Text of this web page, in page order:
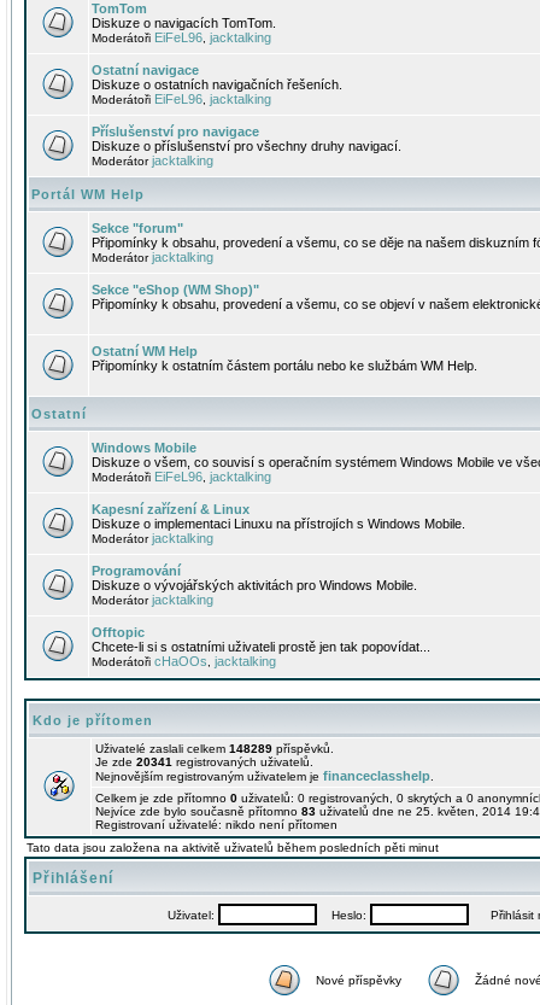
TomTom
Diskuze o navigacích TomTom.
Moderátoři EiFeL96 jacktalking
Ostatní navigace
Diskuze o ostatních navigačních řešeních.
Moderátoři EiFeL96 jacktalking
Příslušenství pro navigace
Diskuze o příslušenství pro všechny druhy navigací.
Moderátorjacktalking
Portál WM Help
Sekce "forum"
Připomínky k obsahu, provedení a všemu, co se děje na našem diskuzním
Moderátorjacktalking
Sekce "eShop (WM Shop)"
Připomínky k obsahu, provedení a všemu, co se objeví v našem
Ostatní WM Help
Připomínky k ostatním částem portálu nebo ke službám WM Help.
Ostatní
Windows Mobile
Diskuze o všem, co souvisí s operačním systémem Windows Mobile ve
Moderátoři EiFeL96 jacktalking
Kapesní zařízení & Linux
Diskuze o implementaci Linuxu na přístrojích s Windows Mobile.
Moderátorjacktalking
Programování
Diskuze o vývojářských aktivitách pro Windows Mobile.
Moderátorjacktalking
Offtopic
Chcete-li si s ostatními uživateli prostě jen tak popovídat...
Moderátoři cHaOOs jacktalking
Kdo je přítomen
Uživatelé zaslali celkem 148289 příspěvků.
Je zde 20341 registrovaných uživatelů.
Nejnovějším registrovaným uživatelem je financeclasshelp
Celkem je zde přítomno 0 uživatelů: 0 registrovaných, 0 skrytých a 0
Nejvíce zde bylo současně přítomno 83 uživatelů dne ne 25. květen, 2014
Registrovaní uživatelé: nikdo není přítomen
Tato data jsou založena na aktivitě uživatelů během posledních pěti minut
Přihlášení
Uživatel: Heslo: Přihlásit
Nové příspěvky Žádné